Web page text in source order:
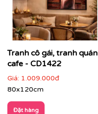
Tranh cô gái, tranh quán
cafe - CD1422
Giá: 1.009.000đ
80x120cm
Đặt hàng